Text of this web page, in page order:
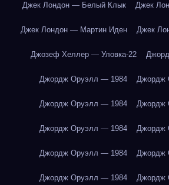
Джек Лондон — Белый Клык Джек
Джек Лондон — Мартин Иден Джек
Джозеф Хеллер — Уловка-22
Джордж Оруэлл — 1984 Джордж
Джордж Оруэлл — 1984 Джордж
Джордж Оруэлл — 1984 Джордж
Джордж Оруэлл — 1984 Джордж
Джордж Оруэлл — 1984 Джордж